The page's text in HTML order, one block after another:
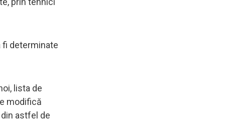
fi determinate
lista de
modifică
astfel de